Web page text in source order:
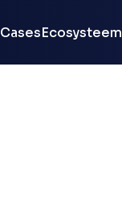
CasesEcosysteem